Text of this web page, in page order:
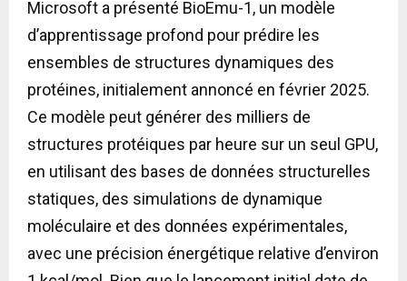
Microsoft a présenté BioEmu-1, un modèle
d’apprentissage profond pour prédire les
ensembles de structures dynamiques des
protéines, initialement annoncé en février 2025.
Ce modèle peut générer des milliers de
structures protéiques par heure sur un seul GPU,
en utilisant des bases de données structurelles
statiques, des simulations de dynamique
moléculaire et des données expérimentales,
avec une précision énergétique relative d’environ